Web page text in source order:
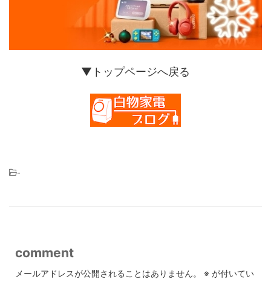
▼トップページへ戻る
-
comment
メールアドレスが公開されることはありません。 ※ が付いてい